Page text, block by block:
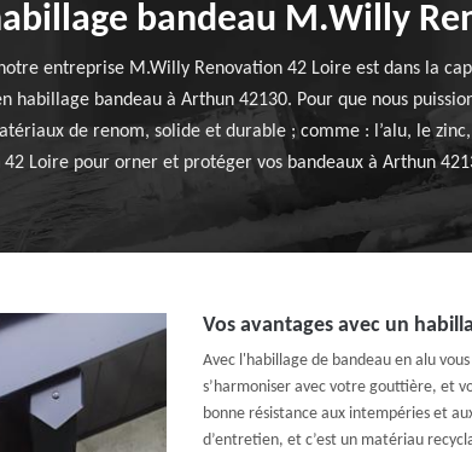
bandeau M.Willy
entreprise M.Willy Renovation 42 Loire est dans la
habillage bandeau à Arthun 42130. Pour que nous
de renom, solide et durable ; comme : l’alu, le
Loire pour orner et protéger vos bandeaux à Arthun
Vos avantages avec un
Avec l'habillage de bandeau en alu
s’harmoniser avec votre gouttière, et
bonne résistance aux intempéries et
d’entretien, et c’est un matériau